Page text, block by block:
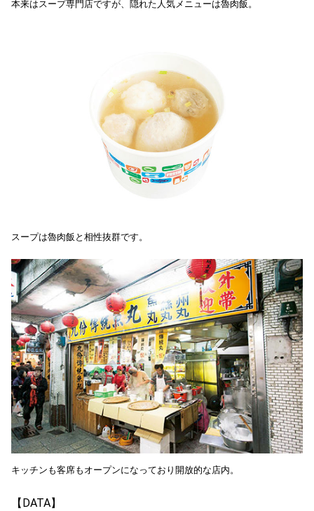
本来はスープ専門店ですが、隠れた人気メニューは魯肉飯。
スープは魯肉飯と相性抜群です。
キッチンも客席もオープンになっており開放的な店内。
【DATA】